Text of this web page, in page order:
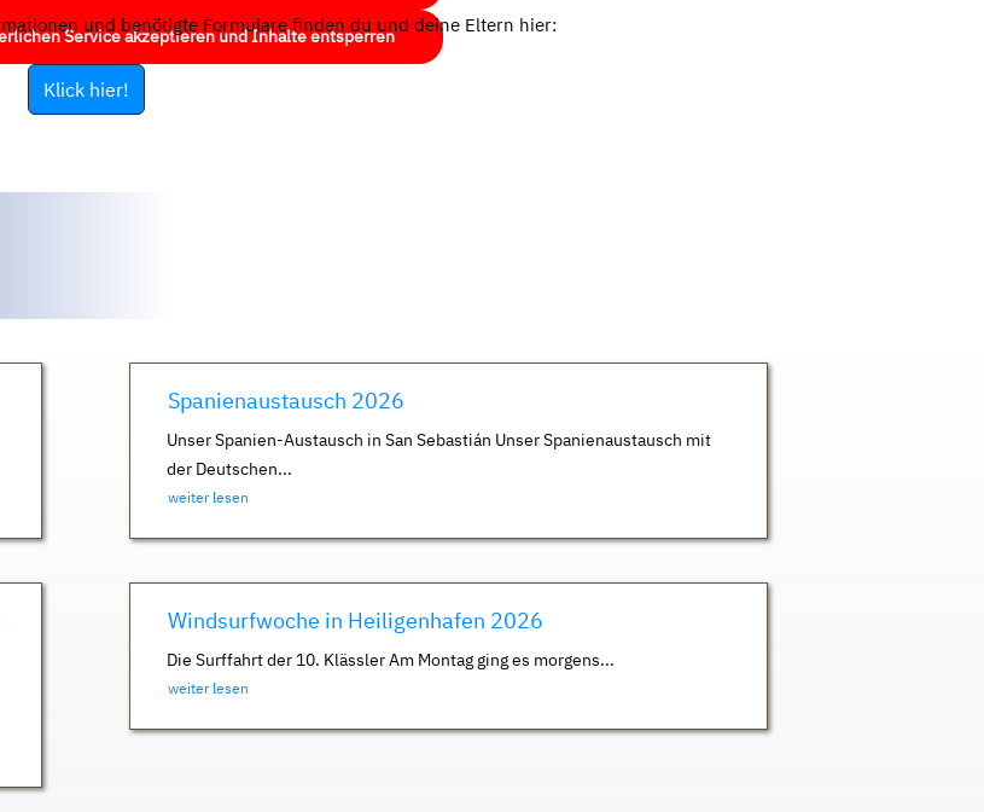
Service akzeptieren und Inhalte entsperren
und benötigte Formulare finden du und deine Eltern hier:
Klick hier!
Spanienaustausch 2026
Unser Spanien-Austausch in San Sebastián Unser Spanienaustausch mit
der Deutschen...
weiter lesen
Windsurfwoche in Heiligenhafen 2026
Die Surffahrt der 10. Klässler Am Montag ging es morgens...
weiter lesen